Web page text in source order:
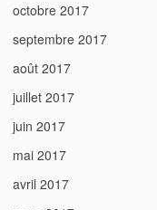
octobre 2017
septembre 2017
août 2017
juillet 2017
juin 2017
mai 2017
avril 2017